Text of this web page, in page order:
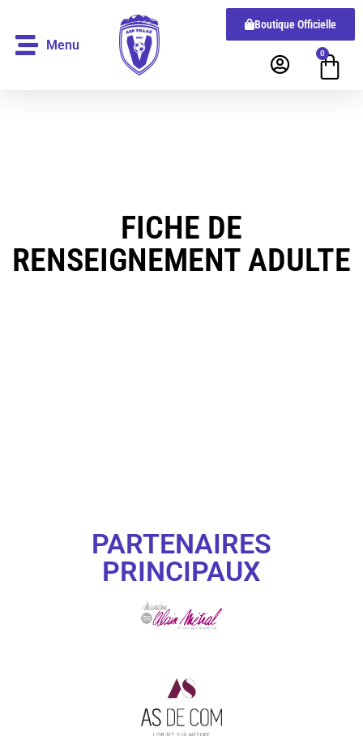
Menu
Boutique Officielle
0
FICHE DE
RENSEIGNEMENT ADULTE
PARTENAIRES
PRINCIPAUX